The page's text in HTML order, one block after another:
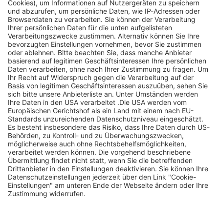
Legen Sie zum
Mitbieten eine
Höchstgrenze für
Ihr Gebot fest. Ein
automatischer
Bietagent bietet
für Sie bis zum
Höchstgebot.
Sind Sie am Ende
der
Höchstbietende,
werden Sie per E-
Mail informiert
und erhalten nach
Zahlungseingang
ein Zertifikat zum
Einlösen des
Angebots.